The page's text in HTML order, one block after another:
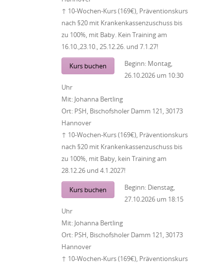
↑ 10-Wochen-Kurs (169€), Präventionskurs
nach §20 mit Krankenkassenzuschuss bis
zu 100%, mit Baby. Kein Training am
16.10.,23.10., 25.12.26. und 7.1.27!
Kurs buchen Beginn: Montag,
26.10.2026 um 10:30
Uhr
Mit: Johanna Bertling
Ort: PSH, Bischofsholer Damm 121, 30173
Hannover
↑ 10-Wochen-Kurs (169€), Präventionskurs
nach §20 mit Krankenkassenzuschuss bis
zu 100%, mit Baby, kein Training am
28.12.26 und 4.1.2027!
Kurs buchen Beginn: Dienstag,
27.10.2026 um 18:15
Uhr
Mit: Johanna Bertling
Ort: PSH, Bischofsholer Damm 121, 30173
Hannover
↑ 10-Wochen-Kurs (169€), Präventionskurs